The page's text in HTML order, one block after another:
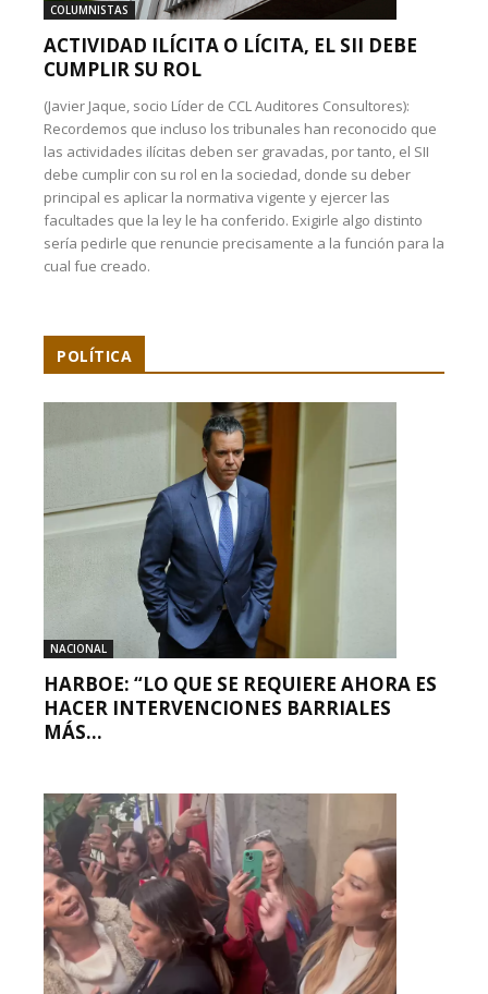
COLUMNISTAS
ACTIVIDAD ILÍCITA O LÍCITA, EL SII DEBE
CUMPLIR SU ROL
(Javier Jaque, socio Líder de CCL Auditores Consultores):
Recordemos que incluso los tribunales han reconocido que
las actividades ilícitas deben ser gravadas, por tanto, el SII
debe cumplir con su rol en la sociedad, donde su deber
principal es aplicar la normativa vigente y ejercer las
facultades que la ley le ha conferido. Exigirle algo distinto
sería pedirle que renuncie precisamente a la función para la
cual fue creado.
POLÍTICA
NACIONAL
HARBOE: “LO QUE SE REQUIERE AHORA ES
HACER INTERVENCIONES BARRIALES
MÁS...